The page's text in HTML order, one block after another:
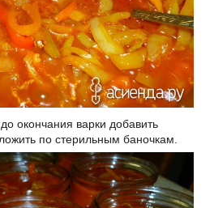
окончания варки добавить
по стерильным баночкам.